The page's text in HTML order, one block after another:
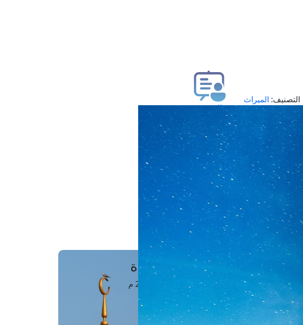
التصنيف: الميراث
طلب فتوى
استعلام عن فتوى
حجز موعد
الفتوى الهاتفية
مَواقِيتُ الصَّـــلاة
القاهرة · 07 أغسطس 2026 م
الفجر
4 :41